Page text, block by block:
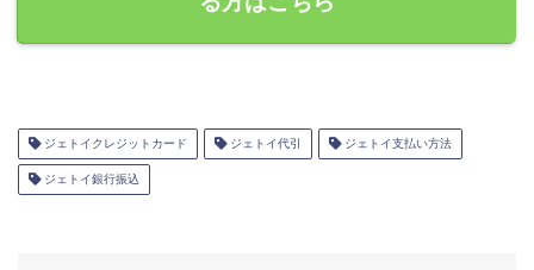
ジェトイクレジットカード ジェトイ代引 ジェトイ支払い方法
ジェトイ銀行振込